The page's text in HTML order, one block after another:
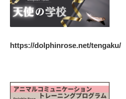
https://dolphinrose.net/tengaku/